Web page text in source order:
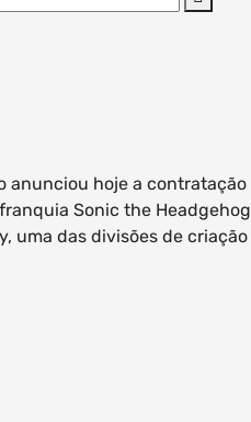
anunciou hoje a
Sonic the
uma das divisões de